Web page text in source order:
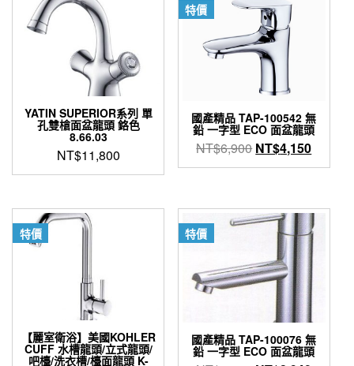
YATIN SUPERIOR系列 單
孔雙槍面盆龍頭 鉻色
8.66.03
NT$11,800
特價
國產精品 TAP-100542 無
鉛 一字型 ECO 面盆龍頭
NT$6,900 原
始
NT$6,900。
NT$4,150目
前
特價
【麗室衛浴】美國KOHLER
CUFF 水槽龍頭/立式龍頭/
吧檯/洗衣槽/檯面龍頭 K-
特價
國產精品 TAP-100076 無
鉛 一字型 ECO 面盆龍頭